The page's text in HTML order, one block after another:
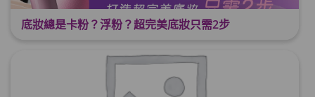
底妝總是卡粉？浮粉？超完美底妝只需2步